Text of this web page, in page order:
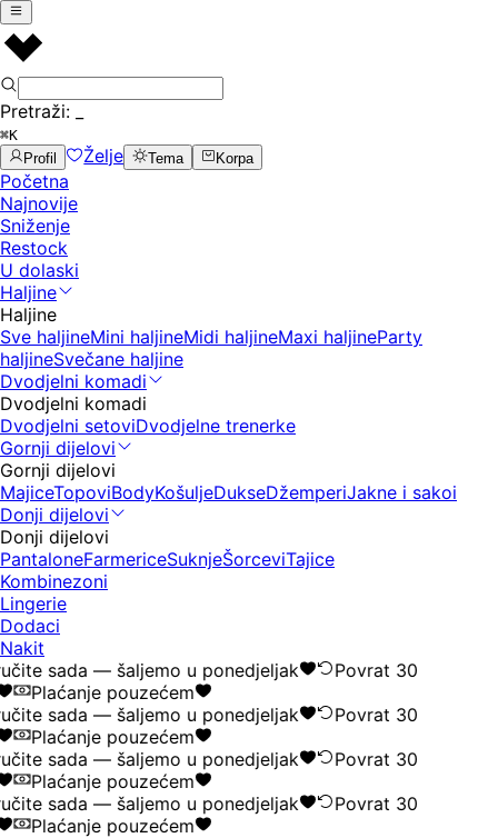
Pretraži:
⌘K
Profil
Želje Tema Korpa
Početna
Najnovije
Sniženje
Restock
U dolaski
Haljine
Haljine
Sve haljineMini haljineMidi haljineMaxi haljineParty
haljineSvečane haljine
Dvodjelni komadi
Dvodjelni komadi
Dvodjelni setoviDvodjelne trenerke
Gornji dijelovi
Gornji dijelovi
MajiceTopoviBodyKošuljeDukseDžemperiJakne i sakoi
Donji dijelovi
Donji dijelovi
PantaloneFarmericeSuknjeŠorceviTajice
Kombinezoni
Lingerie
Dodaci
Nakit
sada — šaljemo u ponedjeljak
Povrat 30
Plaćanje pouzećem
sada — šaljemo u ponedjeljak
Povrat 30
Plaćanje pouzećem
sada — šaljemo u ponedjeljak
Povrat 30
Plaćanje pouzećem
sada — šaljemo u ponedjeljak
Povrat 30
Plaćanje pouzećem